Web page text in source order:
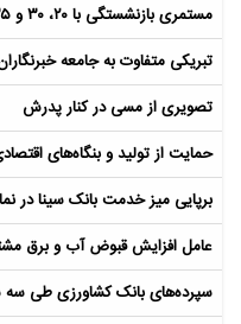
مستمری بازنشستگی با ۲۰، ۳۰ و ۳۵ سال سابقه چگونه محاسبه می‌شود؟
تبریکی متفاوت به جامعه
تصویری از مسی در کنار پدرش
حمایت از تولید و بنگاه‌های
برپایی میز خدمت بانک سینا در
عامل افزایش قبوض آب و برق
سپرده‌های بانک کشاورزی طی سه سال